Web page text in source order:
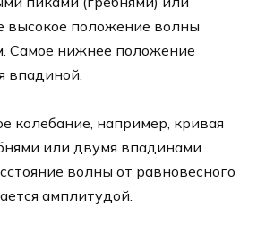
высокое положение волны
Самое нижнее положение
впадиной.
колебание, например, кривая
или двумя впадинами.
волны от равновесного
амплитудой.